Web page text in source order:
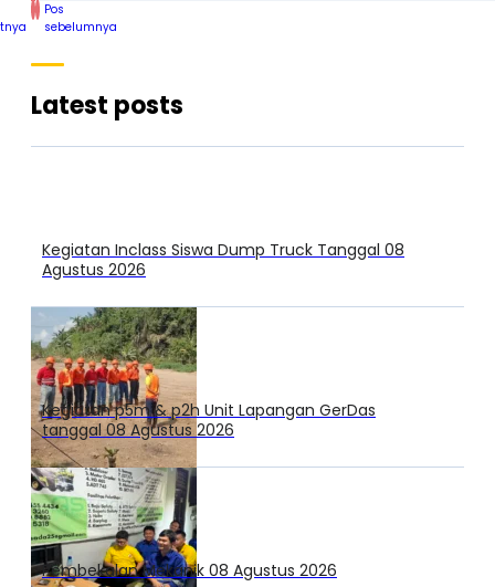
Pos
sebelumnya
Latest posts
Kegiatan Inclass Siswa Dump Truck Tanggal 08
Agustus 2026
Kegiatan p5m & p2h Unit Lapangan GerDas
tanggal 08 Agustus 2026
Pembekalan Mekanik 08 Agustus 2026